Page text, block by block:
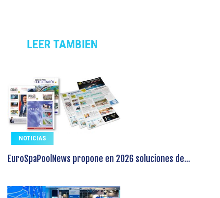
LEER TAMBIEN
NOTICIAS
EuroSpaPoolNews propone en 2026 soluciones de...